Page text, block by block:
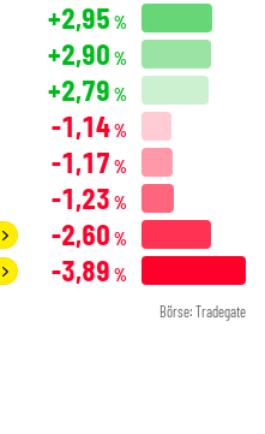
+2,95 %
+2,90 %
+2,79 %
-1,14%
-1,17 %
-1,23 %
-2,60 %
-3,89 %
Börse: Tradegate